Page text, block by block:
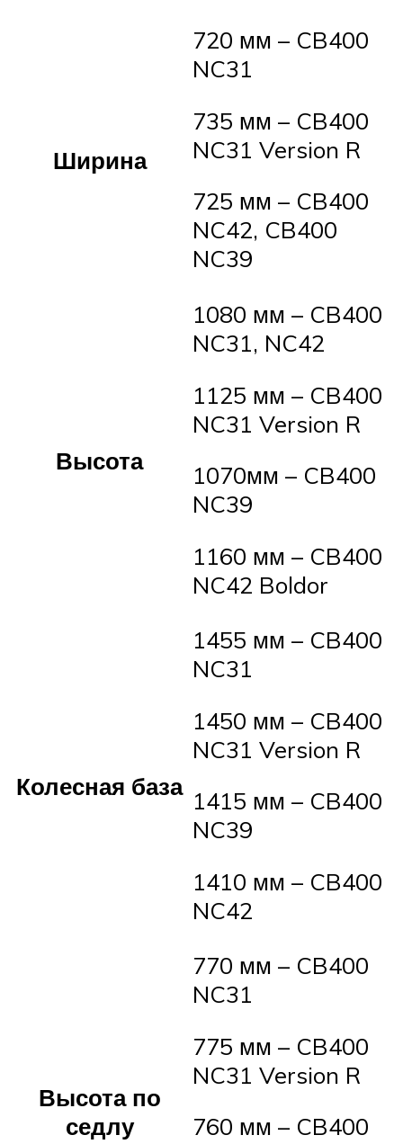
Ширина
720 мм – CB400
NC31
735 мм – CB400
NC31 Version R
725 мм – CB400
NC42, CB400
NC39
Высота
1080 мм – CB400
NC31, NC42
1125 мм – CB400
NC31 Version R
1070мм – CB400
NC39
1160 мм – CB400
NC42 Boldor
Колесная база
1455 мм – CB400
NC31
1450 мм – CB400
NC31 Version R
1415 мм – CB400
NC39
1410 мм – CB400
NC42
Высота по
седлу
770 мм – CB400
NC31
775 мм – CB400
NC31 Version R
760 мм – CB400